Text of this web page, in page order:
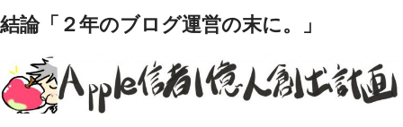
結論「２年のブログ運営の末に。」